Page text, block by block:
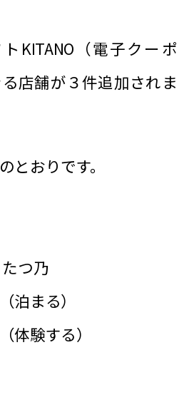
KITANO（電子クーポ
店舗が３件追加されま
とおりです。
つ乃
泊まる）
体験する）